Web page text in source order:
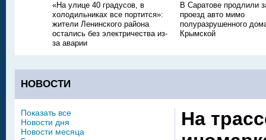
«На улице 40 градусов, в
холодильниках все портится»:
жители Ленинского района
остались без электричества из-
за аварии
В Саратове продлили
проезд авто мимо
полуразрушенного
Крымской
НОВОСТИ
На
Показать все
Новости дня
Новости месяца